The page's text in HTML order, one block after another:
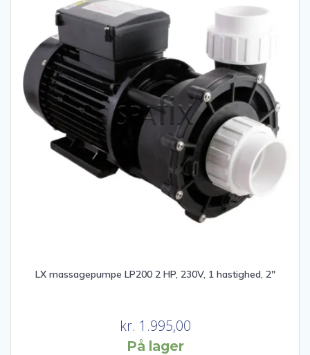
LX massagepumpe LP200 2 HP, 230V, 1 hastighed, 2″
kr. 1.995,00
På lager